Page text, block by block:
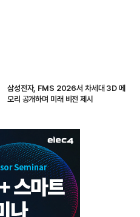
삼성전자, FMS 2026서 차세대 3D 메
모리 공개하며 미래 비전 제시